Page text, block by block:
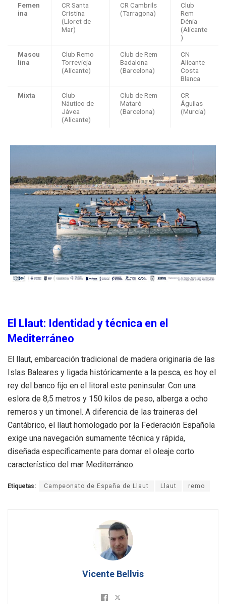
Femen
ina
CR Santa
Cristina
(Lloret de
Mar)
CR Cambrils
(Tarragona)
Club
Rem
Dénia
(Alicante
)
Mascu
lina
Club Remo
Torrevieja
(Alicante)
Club de Rem
Badalona
(Barcelona)
CN
Alicante
Costa
Blanca
Mixta
Club
Náutico de
Jávea
(Alicante)
Club de Rem
Mataró
(Barcelona)
CR
Águilas
(Murcia)
El Llaut: Identidad y técnica en el
Mediterráneo
El llaut, embarcación tradicional de madera originaria de las
Islas Baleares y ligada históricamente a la pesca, es hoy el
rey del banco fijo en el litoral este peninsular. Con una
eslora de 8,5 metros y 150 kilos de peso, alberga a ocho
remeros y un timonel. A diferencia de las traineras del
Cantábrico, el llaut homologado por la Federación Española
exige una navegación sumamente técnica y rápida,
diseñada específicamente para domar el oleaje corto
característico del mar Mediterráneo.
Etiquetas: Campeonato de España de Llaut Llaut remo
Vicente Bellvis